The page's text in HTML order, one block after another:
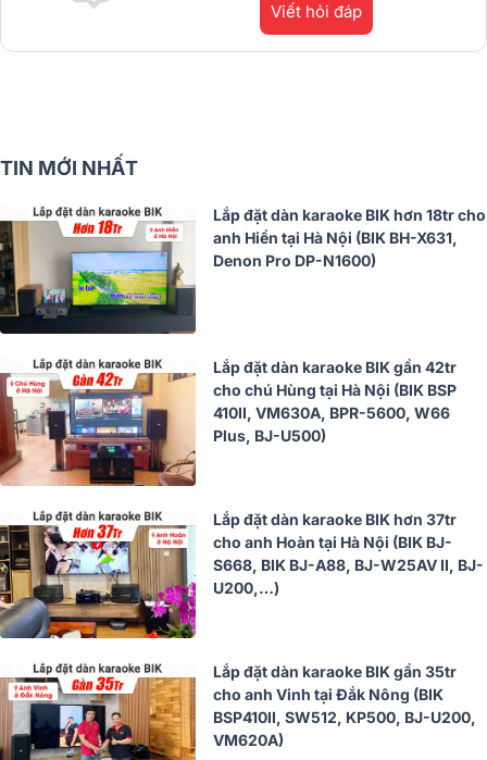
Viết hỏi đáp
TIN MỚI NHẤT
Lắp đặt dàn karaoke BIK hơn 18tr cho
anh Hiền tại Hà Nội (BIK BH-X631,
Denon Pro DP-N1600)
Lắp đặt dàn karaoke BIK gần 42tr
cho chú Hùng tại Hà Nội (BIK BSP
410II, VM630A, BPR-5600, W66
Plus, BJ-U500)
Lắp đặt dàn karaoke BIK hơn 37tr
cho anh Hoàn tại Hà Nội (BIK BJ-
S668, BIK BJ-A88, BJ-W25AV II, BJ-
U200,…)
Lắp đặt dàn karaoke BIK gần 35tr
cho anh Vinh tại Đắk Nông (BIK
BSP410II, SW512, KP500, BJ-U200,
VM620A)